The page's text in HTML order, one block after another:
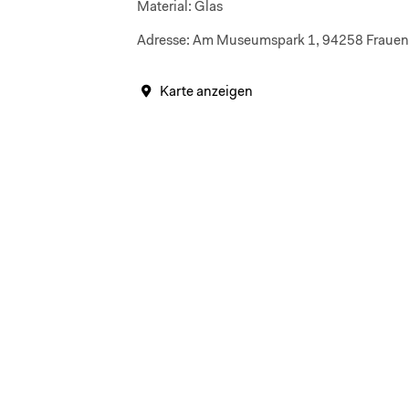
Material: Glas
Adresse: Am Museumspark 1, 94258
Karte anzeigen